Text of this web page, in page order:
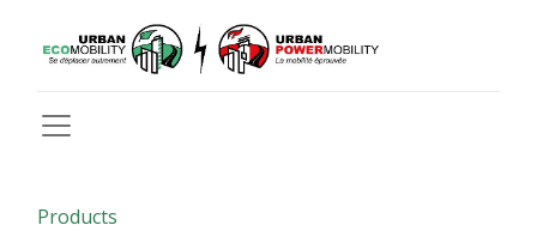
Products